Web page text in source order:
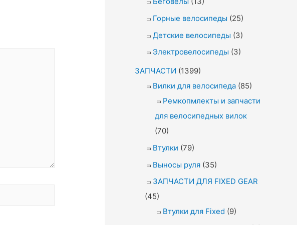
Горные велосипеды (25)
Детские велосипеды (3)
Электровелосипеды (3)
ЗАПЧАСТИ (1399)
Вилки для велосипеда (85)
Ремкопмлекты и запчасти
для велосипедных вилок
(70)
Втулки (79)
Выносы руля (35)
ЗАПЧАСТИ ДЛЯ FIXED GEAR
(45)
Втулки для Fixed (9)